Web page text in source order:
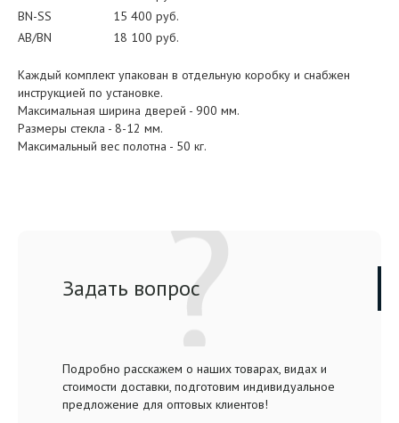
BN-SS
15 400 руб.
AB/BN
18 100 руб.
Каждый комплект упакован в отдельную коробку и снабжен
инструкцией по установке.
Максимальная ширина дверей - 900 мм.
Размеры стекла - 8-12 мм.
Максимальный вес полотна - 50 кг.
Задать вопрос
Подробно расскажем о наших товарах, видах и
стоимости доставки, подготовим индивидуальное
предложение для оптовых клиентов!